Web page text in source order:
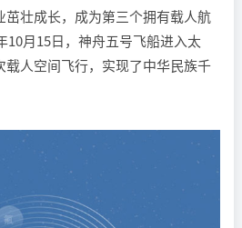
茁壮成长，成为第三个拥有载人航
10月15日，神舟五号飞船进入太
载人空间飞行，实现了中华民族千